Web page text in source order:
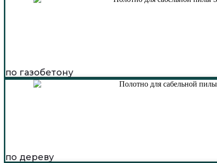
по газобетону
по дереву